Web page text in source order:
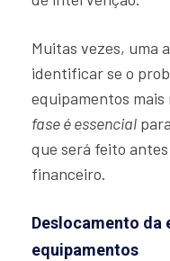
Muitas vezes, uma
identificar se o
equipamentos mais
fase é essencial
que será feito
financeiro.
Deslocamento da
equipamentos